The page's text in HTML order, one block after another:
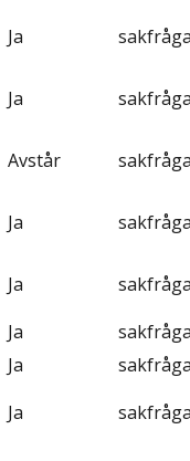
Ja
Ja
Avstår
Ja
Ja
Ja
Ja
Ja